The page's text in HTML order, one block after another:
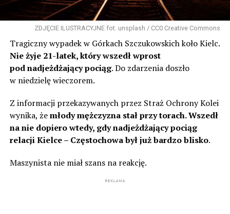
ZDJĘCIE ILUSTRACYJNE fot. unsplash / CC0 Creative Commons
Tragiczny wypadek w Górkach Szczukowskich koło Kielc.
Nie żyje 21-latek, który wszedł wprost
pod nadjeżdżający pociąg. Do zdarzenia doszło
w niedzielę wieczorem.
Z informacji przekazywanych przez Straż Ochrony Kolei
wynika, żemłody mężczyzna stał przy torach. Wszedł
na nie dopiero wtedy, gdy nadjeżdżający pociąg
relacji Kielce – Częstochowa był już bardzo blisko.
Maszynista nie miał szans na reakcję.